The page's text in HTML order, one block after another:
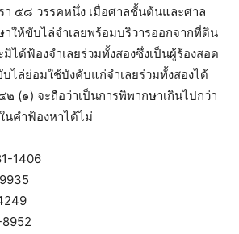
า ๕๘ วรรคหนึ่ง เมื่อศาลชั้นต้นและศาล
ให้ขับไล่จำเลยพร้อมบริวารออกจากที่ดิน
ได้ฟ้องจำเลยร่วมทั้งสองซึ่งเป็นผู้ร้องสอด
ไล่ย่อมใช้บังคับแก่จำเลยร่วมทั้งสองได้
(๑) จะถือว่าเป็นการพิพากษาเกินไปกว่า
นคำฟ้องหาได้ไม่
1406